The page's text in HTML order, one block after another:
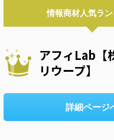
情報商材人気ラ
アフィLab【
リウープ】
詳細ページ